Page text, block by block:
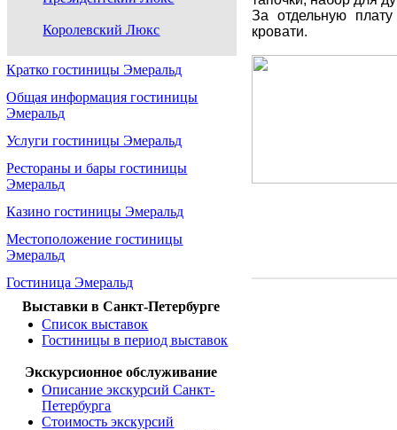
Королевский Люкс
Кратко гостиницы Эмеральд
Общая информация гостиницы
Эмеральд
Услуги гостиницы Эмеральд
Рестораны и бары гостиницы
Эмеральд
Казино гостиницы Эмеральд
Местоположение гостиницы
Эмеральд
Гостиница Эмеральд
Выставки в Санкт-Петербурге
Список выставок
Гостиницы в период выставок
Экскурсионное обслуживание
Описание экскурсий Санкт-
Петербурга
Стоимость экскурсий
За отдельную
кровати.